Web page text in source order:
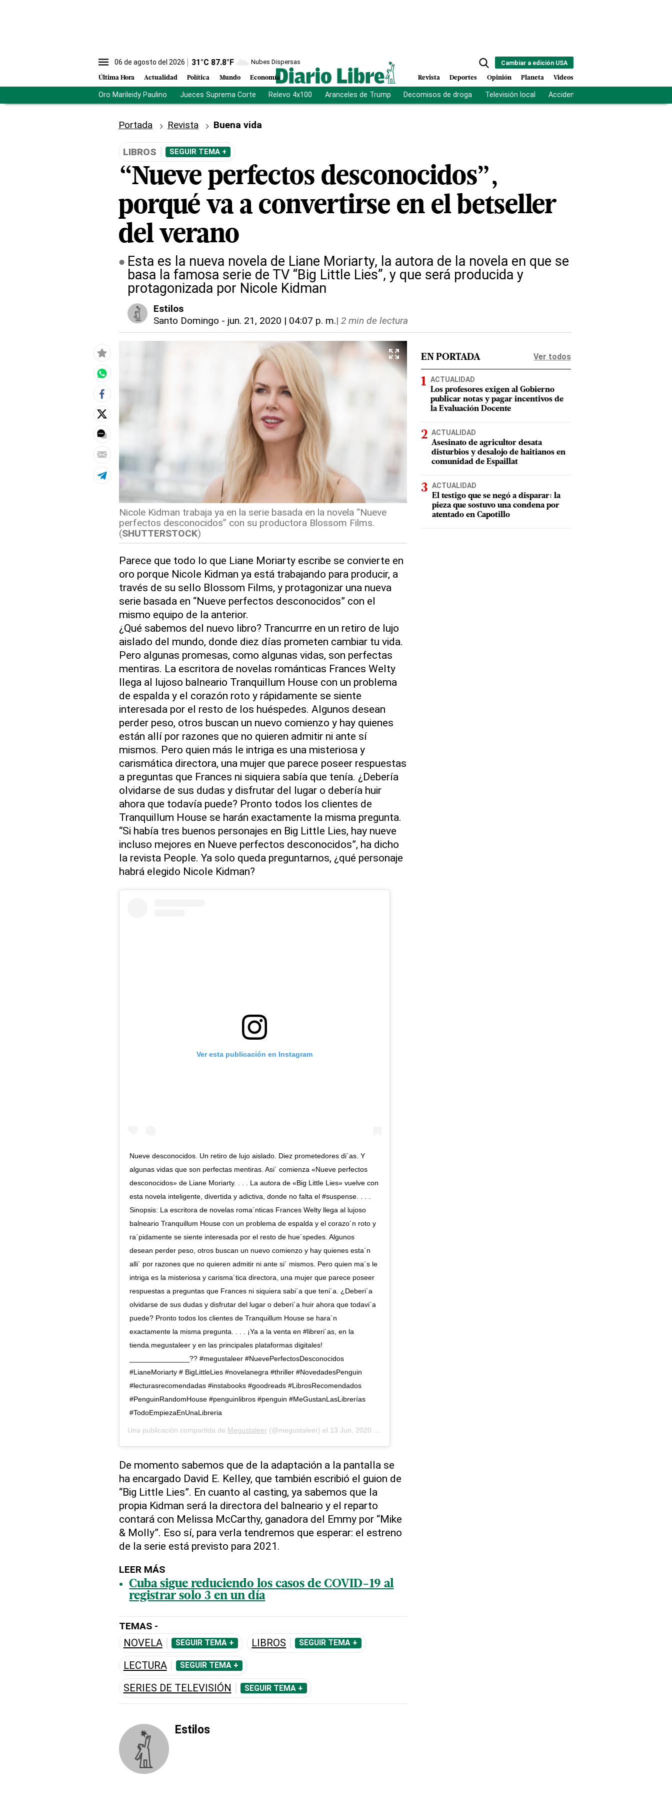
06 de agosto del 2026 31°C 87.8°F Nubes Dispersas
Última Hora Actualidad Política Mundo Economía
Cambiar a edición USA
Revista Deportes Opinión Planeta Videos
Oro Marileidy Paulino Jueces Suprema Corte Relevo 4x100 Aranceles de Trump Decomisos de droga Televisión local Accidente Los Ríos
Portada Revista Buena vida
LIBROS SEGUIR TEMA +
“Nueve perfectos desconocidos”,
porqué va a convertirse en el betseller
del verano
Esta es la nueva novela de Liane Moriarty, la autora de la novela en que se
basa la famosa serie de TV “Big Little Lies”, y que será producida y
protagonizada por Nicole Kidman
Estilos
Santo Domingo - jun. 21, 2020 | 04:07 p. m.| 2 min de lectura
Nicole Kidman trabaja ya en la serie basada en la novela “Nueve
perfectos desconocidos” con su productora Blossom Films.
(SHUTTERSTOCK)
Parece que todo lo que Liane Moriarty escribe se convierte en
oro porque Nicole Kidman ya está trabajando para producir, a
través de su sello Blossom Films, y protagonizar una nueva
serie basada en “Nueve perfectos desconocidos” con el
mismo equipo de la anterior.
¿Qué sabemos del nuevo libro? Trancurrre en un retiro de lujo
aislado del mundo, donde diez días prometen cambiar tu vida.
Pero algunas promesas, como algunas vidas, son perfectas
mentiras. La escritora de novelas románticas Frances Welty
llega al lujoso balneario Tranquillum House con un problema
de espalda y el corazón roto y rápidamente se siente
interesada por el resto de los huéspedes. Algunos desean
perder peso, otros buscan un nuevo comienzo y hay quienes
están allí por razones que no quieren admitir ni ante sí
mismos. Pero quien más le intriga es una misteriosa y
carismática directora, una mujer que parece poseer respuestas
a preguntas que Frances ni siquiera sabía que tenía. ¿Debería
olvidarse de sus dudas y disfrutar del lugar o debería huir
ahora que todavía puede? Pronto todos los clientes de
Tranquillum House se harán exactamente la misma pregunta.
“Si había tres buenos personajes en Big Little Lies, hay nueve
incluso mejores en Nueve perfectos desconocidos”, ha dicho
la revista People. Ya solo queda preguntarnos, ¿qué personaje
habrá elegido Nicole Kidman?
Ver esta publicación en Instagram
Nueve desconocidos. Un retiro de lujo aislado. Diez prometedores di´as. Y
algunas vidas que son perfectas mentiras. Asi´ comienza «Nueve perfectos
desconocidos» de Liane Moriarty. . . . La autora de «Big Little Lies» vuelve con
esta novela inteligente, divertida y adictiva, donde no falta el #suspense. . . .
Sinopsis: La escritora de novelas roma´nticas Frances Welty llega al lujoso
balneario Tranquillum House con un problema de espalda y el corazo´n roto y
ra´pidamente se siente interesada por el resto de hue´spedes. Algunos
desean perder peso, otros buscan un nuevo comienzo y hay quienes esta´n
alli´ por razones que no quieren admitir ni ante si´ mismos. Pero quien ma´s le
intriga es la misteriosa y carisma´tica directora, una mujer que parece poseer
respuestas a preguntas que Frances ni siquiera sabi´a que teni´a. ¿Deberi´a
olvidarse de sus dudas y disfrutar del lugar o deberi´a huir ahora que todavi´a
puede? Pronto todos los clientes de Tranquillum House se hara´n
exactamente la misma pregunta. . . . ¡Ya a la venta en #libreri´as, en la
tienda.megustaleer y en las principales plataformas digitales!
_______________?? #megustaleer #NuevePerfectosDesconocidos
#LianeMoriarty # BigLittleLies #novelanegra #thriller #NovedadesPenguin
#lecturasrecomendadas #instabooks #goodreads #LibrosRecomendados
#PenguinRandomHouse #penguinlibros #penguin #MeGustanLasLibrerías
#TodoEmpiezaEnUnaLibreria
Una publicación compartida de Megustaleer (@megustaleer) el 13 Jun, 2020 a las 2:29 PDT
De momento sabemos que de la adaptación a la pantalla se
ha encargado David E. Kelley, que también escribió el guion de
“Big Little Lies”. En cuanto al casting, ya sabemos que la
propia Kidman será la directora del balneario y el reparto
contará con Melissa McCarthy, ganadora del Emmy por “Mike
& Molly”. Eso sí, para verla tendremos que esperar: el estreno
de la serie está previsto para 2021.
LEER MÁS
Cuba sigue reduciendo los casos de COVID-19 al
registrar solo 3 en un día
TEMAS -
NOVELA SEGUIR TEMA + LIBROS SEGUIR TEMA +
LECTURA SEGUIR TEMA +
SERIES DE TELEVISIÓN SEGUIR TEMA +
Estilos
EN PORTADA Ver todos
ACTUALIDAD
Los profesores exigen al Gobierno
publicar notas y pagar incentivos de
la Evaluación Docente
ACTUALIDAD
Asesinato de agricultor desata
disturbios y desalojo de haitianos en
comunidad de Espaillat
ACTUALIDAD
El testigo que se negó a disparar: la
pieza que sostuvo una condena por
atentado en Capotillo